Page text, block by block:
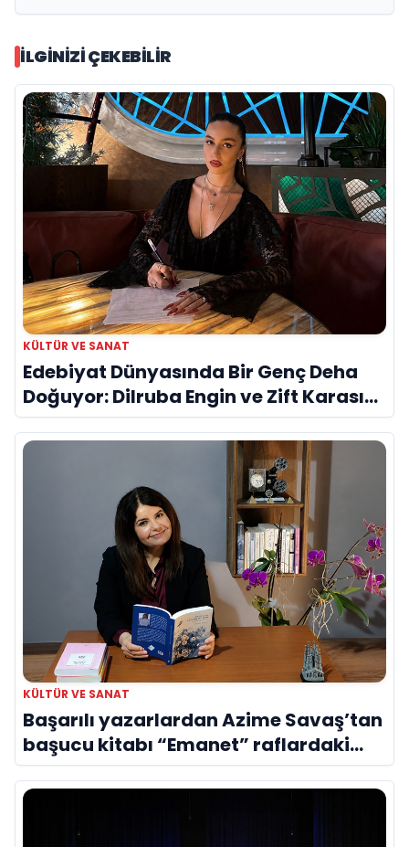
İLGINIZI ÇEKEBILIR
KÜLTÜR VE SANAT
Edebiyat Dünyasında Bir Genç Deha
Doğuyor: Dilruba Engin ve Zift Karası
Evreni ‘AVENOİR’
KÜLTÜR VE SANAT
Başarılı yazarlardan Azime Savaş’tan
başucu kitabı “Emanet” raflardaki
yerini aldı